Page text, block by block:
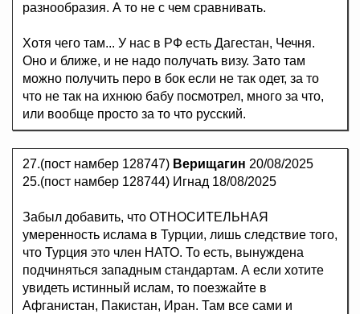
разнообразия. А то не с чем сравнивать.
Хотя чего там... У нас в РФ есть Дагестан, Чечня.
Оно и ближе, и не надо получать визу. Зато там
можно получить перо в бок если не так одет, за то
что не так на ихнюю бабу посмотрел, много за что,
или вообще просто за то что русский.
27.(пост намбер 128747) Верищагин 20/08/2025
25.(пост намбер 128744) Игнад 18/08/2025
Забыл добавить, что ОТНОСИТЕЛЬНАЯ
умеренность ислама в Турции, лишь следствие того,
что Турция это член НАТО. То есть, вынуждена
подчиняться западным стандартам. А если хотите
увидеть истинный ислам, то поезжайте в
Афганистан, Пакистан, Иран. Там все сами и